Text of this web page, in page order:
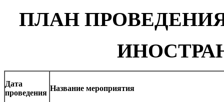
ПЛАН
Дата
проведения
Название мероприятия